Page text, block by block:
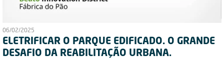
06/02/2025
ELETRIFICAR O PARQUE EDIFICADO. O GRANDE
DESAFIO DA REABILITAÇÃO URBANA.